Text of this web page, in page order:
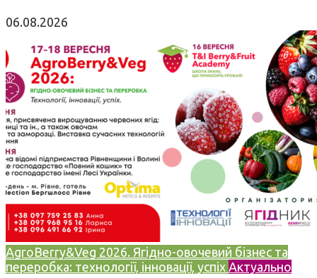
06.08.2026
AgroBerry&Veg 2026. Ягідно-овочевий бізнес та
переробка: технології, інновації, успіх Актуально